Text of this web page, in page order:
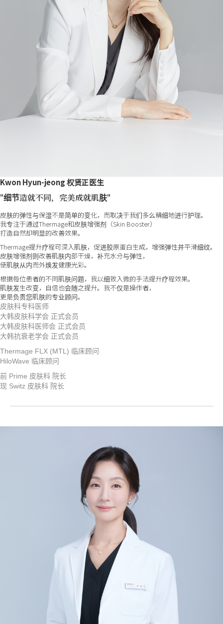
Kwon Hyun-jeong 权贤正医生
"细节造就不同，完美成就肌肤"
皮肤的弹性与保湿不是简单的变化，而取决于我们多么精细地进行护理。
我专注于通过Thermage和皮肤增强剂（Skin Booster）
打造自然却明显的改善效果。
Thermage提升疗程可深入肌肤，促进胶原蛋白生成，增强弹性并平滑细纹。
皮肤增强剂则改善肌肤内部干燥，补充水分与弹性，
使肌肤从内而外焕发健康光彩。
根据每位患者的不同肌肤问题，我以细致入微的手法提升疗程效果。
肌肤发生改变，自信也会随之提升。我不仅是操作者，
更是负责您肌肤的专业顾问。
皮肤科专科医师
大韩皮肤科学会 正式会员
大韩皮肤科医师会 正式会员
大韩抗衰老学会 正式会员
Thermage FLX (MTL) 临床顾问
HiloWave 临床顾问
前 Prime 皮肤科 院长
现 Switz 皮肤科 院长